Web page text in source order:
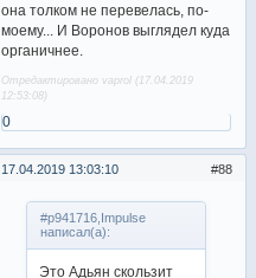
она толком не перевелась, по-
моему... И Воронов выглядел куда
органичнее.
Отредактировано vaprol (17.04.2019
12:53:08)
0
88
17.04.2019 13:03:10
#p941716,Impulse
написал(а):
Это Адьян скользит